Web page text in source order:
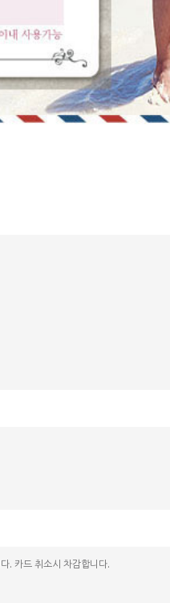
. 카드 취소시 차감합니다.